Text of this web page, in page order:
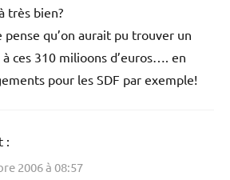
très bien?
qu’on aurait pu trouver un
ces 310 milioons d’euros…. en
pour les SDF par exemple!
:
2006 à 08:57